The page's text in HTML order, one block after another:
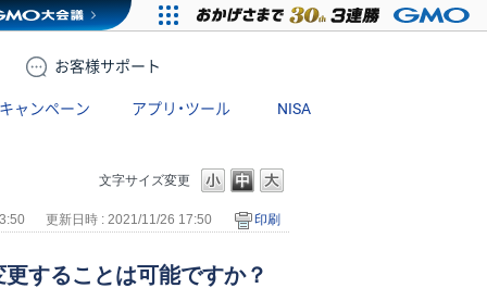
お客様サポート
キャンペーン アプリ・ツール NISA
文字サイズ変更
更新日時 : 2021/11/26 17:50 印刷
することは可能ですか？